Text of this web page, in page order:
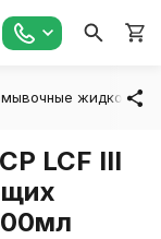
жидкости
LCF III